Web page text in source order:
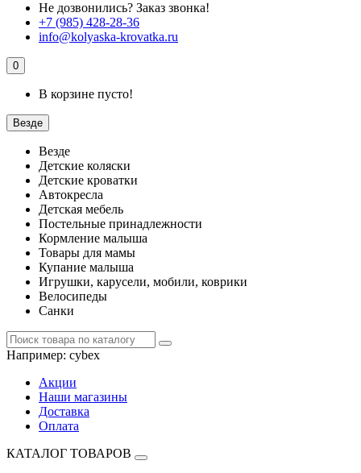
Не дозвонились? Заказ звонка!
+7 (985) 428-28-36
info@kolyaska-krovatka.ru
0
В корзине пусто!
Везде
Везде
Детские коляски
Детские кроватки
Автокресла
Детская мебель
Постельные принадлежности
Кормление малыша
Товары для мамы
Купание малыша
Игрушки, карусели, мобили, коврики
Велосипеды
Санки
Например: cybex
Акции
Наши магазины
Доставка
Оплата
КАТАЛОГ ТОВАРОВ